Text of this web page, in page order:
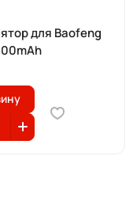
для Baofeng